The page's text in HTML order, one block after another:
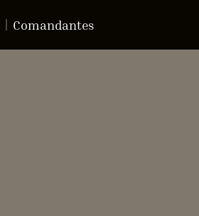
Comandantes